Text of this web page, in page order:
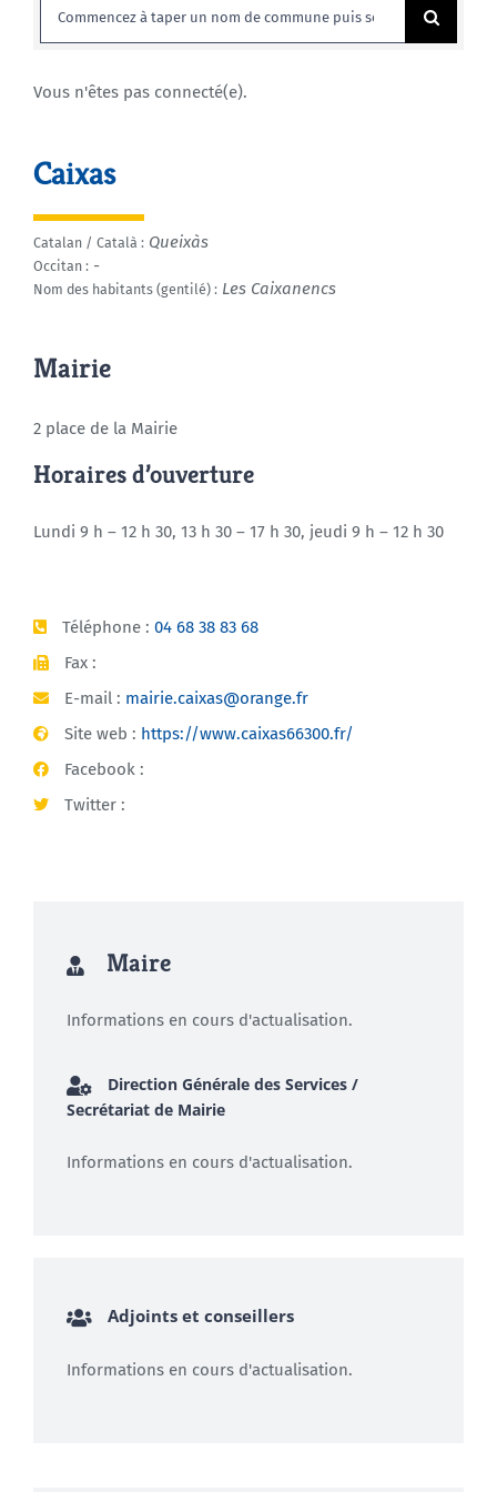
Rechercher:
Vous n'êtes pas connecté(e).
Caixas
Catalan / Català : Queixàs
Occitan : -
Nom des habitants (gentilé) : Les Caixanencs
Mairie
2 place de la Mairie
Horaires d’ouverture
Lundi 9 h – 12 h 30, 13 h 30 – 17 h 30, jeudi 9 h – 12 h 30
Téléphone : 04 68 38 83 68
Fax :
E-mail : mairie.caixas@orange.fr
Site web : https://www.caixas66300.fr/
Facebook :
Twitter :
Maire
Informations en cours d'actualisation.
Direction Générale des Services /
Secrétariat de Mairie
Informations en cours d'actualisation.
Adjoints et conseillers
Informations en cours d'actualisation.